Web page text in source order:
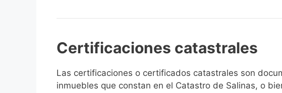
Certificaciones catastrales
Las certificaciones o certificados catastrales son
inmuebles que constan en el Catastro de Salinas, o